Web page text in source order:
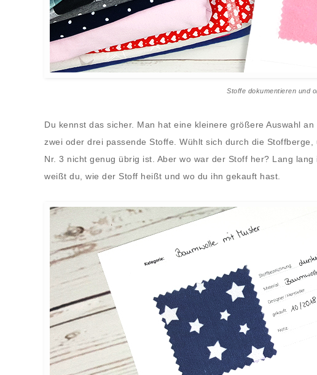
Stoffe dokumentieren und
Du kennst das sicher. Man hat eine kleinere größere Auswahl
zwei oder drei passende Stoffe. Wühlt sich durch die
Nr. 3 nicht genug übrig ist. Aber wo war der Stoff her? Lang
weißt du, wie der Stoff heißt und wo du ihn gekauft hast.